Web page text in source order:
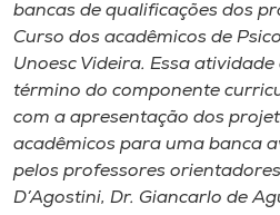
Store
Selecione
o idioma
bancas de qualificações dos
Curso dos acadêmicos de
Unoesc Videira. Essa
término do componente
com a apresentação dos
acadêmicos para uma banca
pelos professores
D’Agostini, Dr. Giancarlo de